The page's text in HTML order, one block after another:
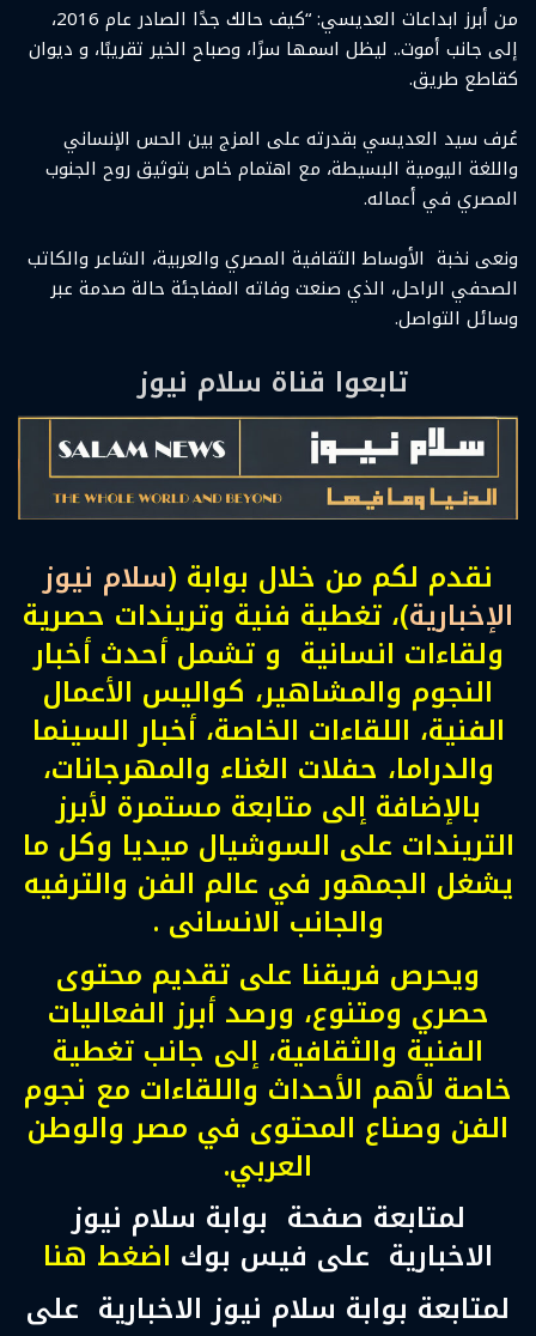
من أبرز ابداعات العديسي: “كيف حالك جدًا الصادر عام 2016،
إلى جانب أموت.. ليظل اسمها سرًا، وصباح الخير تقريبًا، و ديوان
كقاطع طريق.
عُرف سيد العديسي بقدرته على المزج بين الحس الإنساني
واللغة اليومية البسيطة، مع اهتمام خاص بتوثيق روح الجنوب
المصري في أعماله.
ونعى نخبة الأوساط الثقافية المصري والعربية، الشاعر والكاتب
الصحفي الراحل، الذي صنعت وفاته المفاجئة حالة صدمة عبر
وسائل التواصل.
تابعوا قناة سلام نيوز
نقدم لكم من خلال بوابة (سلام نيوز
الإخبارية)، تغطية فنية وتريندات حصرية
ولقاءات انسانية و تشمل أحدث أخبار
النجوم والمشاهير، كواليس الأعمال
الفنية، اللقاءات الخاصة، أخبار السينما
والدراما، حفلات الغناء والمهرجانات،
بالإضافة إلى متابعة مستمرة لأبرز
التريندات على السوشيال ميديا وكل ما
يشغل الجمهور في عالم الفن والترفيه
والجانب الانسانى .
ويحرص فريقنا على تقديم محتوى
حصري ومتنوع، ورصد أبرز الفعاليات
الفنية والثقافية، إلى جانب تغطية
خاصة لأهم الأحداث واللقاءات مع نجوم
الفن وصناع المحتوى في مصر والوطن
العربي.
لمتابعة صفحة بوابة سلام نيوز
الاخبارية على فيس بوك اضغط هنا
لمتابعة بوابة سلام نيوز الاخبارية على